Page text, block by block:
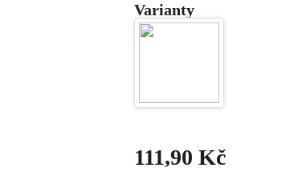
Varianty
111,90 Kč